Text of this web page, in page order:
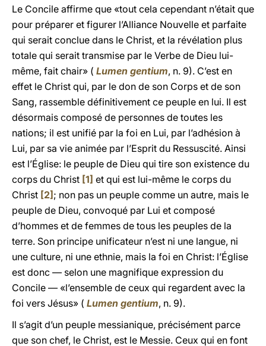
Le Concile affirme que «tout cela cependant n’était que
pour préparer et figurer l’Alliance Nouvelle et parfaite
qui serait conclue dans le Christ, et la révélation plus
totale qui serait transmise par le Verbe de Dieu lui-
même, fait chair» ( Lumen gentium, n. 9). C’est en
effet le Christ qui, par le don de son Corps et de son
Sang, rassemble définitivement ce peuple en lui. Il est
désormais composé de personnes de toutes les
nations; il est unifié par la foi en Lui, par l’adhésion à
Lui, par sa vie animée par l’Esprit du Ressuscité. Ainsi
est l’Église: le peuple de Dieu qui tire son existence du
corps du Christ [1] et qui est lui-même le corps du
Christ [2] ; non pas un peuple comme un autre, mais le
peuple de Dieu, convoqué par Lui et composé
d’hommes et de femmes de tous les peuples de la
terre. Son principe unificateur n’est ni une langue, ni
une culture, ni une ethnie, mais la foi en Christ: l’Église
est donc — selon une magnifique expression du
Concile — «l’ensemble de ceux qui regardent avec la
foi vers Jésus» ( Lumen gentium, n. 9).
Il s’agit d’un peuple messianique, précisément parce
que son chef, le Christ, est le Messie. Ceux qui en font